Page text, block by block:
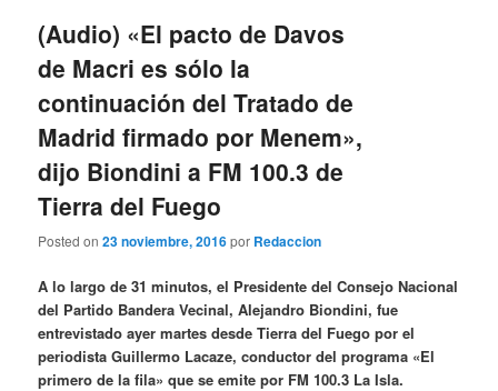
(Audio) «El pacto de Davos
de Macri es sólo la
continuación del Tratado de
Madrid firmado por Menem»,
dijo Biondini a FM 100.3 de
Tierra del Fuego
Posted on23 noviembre, 2016por Redaccion
A lo largo de 31 minutos, el Presidente del Consejo Nacional
del Partido Bandera Vecinal, Alejandro Biondini, fue
entrevistado ayer martes desde Tierra del Fuego por el
periodista Guillermo Lacaze, conductor del programa «El
primero de la fila» que se emite por FM 100.3 La Isla.